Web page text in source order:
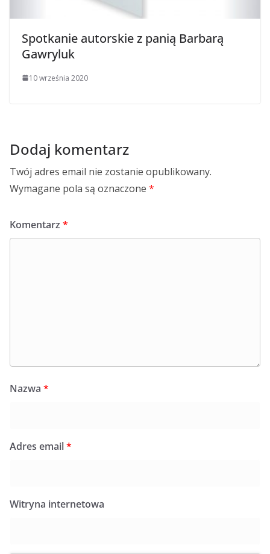
Spotkanie autorskie z panią Barbarą
Gawryluk
10 września 2020
Dodaj komentarz
Twój adres email nie zostanie opublikowany.
Wymagane pola są oznaczone *
Komentarz *
Nazwa *
Adres email*
Witryna internetowa